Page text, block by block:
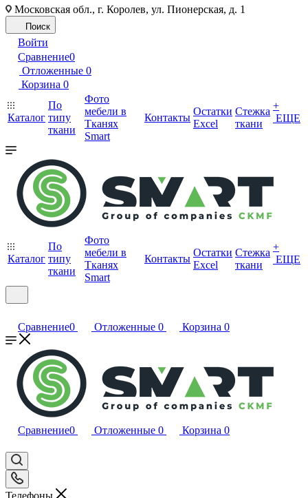
Московская обл., г. Королев, ул. Пионерская, д. 1
Поиск
Войти
Сравнение0
Отложенные 0
Корзина 0
Каталог
По
типу
ткани
Фото
мебели в
Тканях
Smart
Контакты
Остатки
Excel
Стежка
ткани
+
ЕЩЕ
Каталог
По
типу
ткани
Фото
мебели в
Тканях
Smart
Контакты
Остатки
Excel
Стежка
ткани
+
ЕЩЕ
Сравнение0 Отложенные 0 Корзина 0
Сравнение0 Отложенные 0 Корзина 0
Телефоны